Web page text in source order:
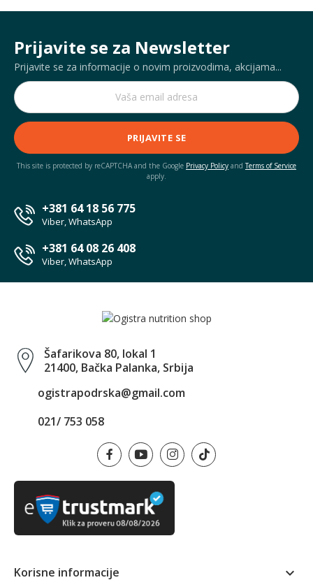
Prijavite se za Newsletter
Prijavite se za informacije o novim proizvodima, akcijama...
PRIJAVITE SE
This site is protected by reCAPTCHA and the Google Privacy Policy andTerms of Service
apply.
+381 64 18 56 775
Viber, WhatsApp
+381 64 08 26 408
Viber, WhatsApp
Šafarikova 80, lokal 1
21400, Bačka Palanka, Srbija
ogistrapodrska@gmail.com
021/ 753 058
Korisne informacije 